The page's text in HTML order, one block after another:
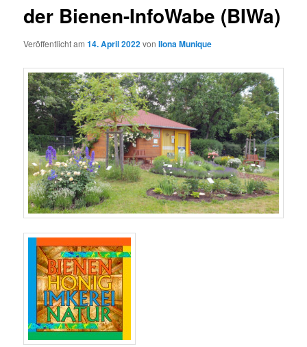
der Bienen-InfoWabe (BIWa)
Veröffentlicht am14. April 2022vonIlona Munique